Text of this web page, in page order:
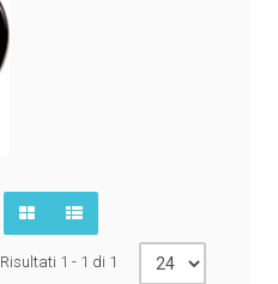
Risultati 1 - 1 di 1